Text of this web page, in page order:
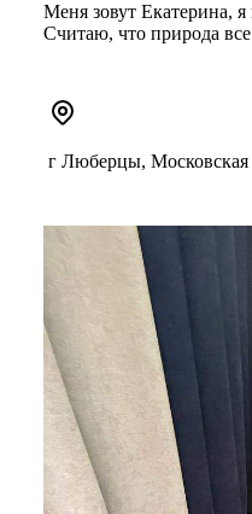
Меня зовут Екатерина,
Считаю, что природа
г Люберцы, Московская